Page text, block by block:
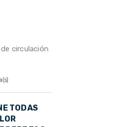
circulación
TODAS